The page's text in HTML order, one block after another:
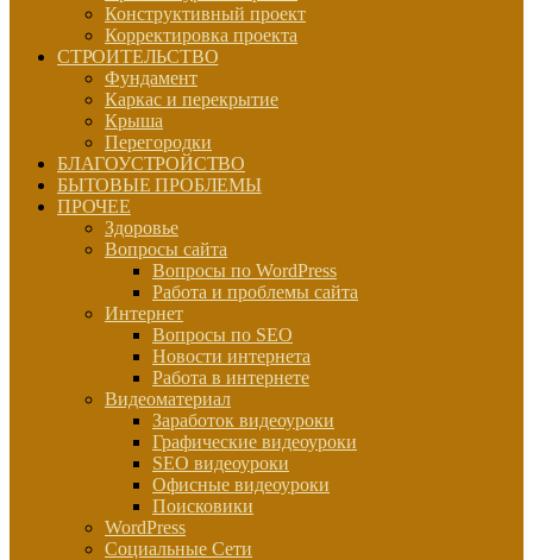
Конструктивный проект
Корректировка проекта
СТРОИТЕЛЬСТВО
Фундамент
Каркас и перекрытие
Крыша
Перегородки
БЛАГОУСТРОЙСТВО
БЫТОВЫЕ ПРОБЛЕМЫ
ПРОЧЕЕ
Здоровье
Вопросы сайта
Вопросы по WordPress
Работа и проблемы сайта
Интернет
Вопросы по SEO
Новости интернета
Работа в интернете
Видеоматериал
Заработок видеоуроки
Графические видеоуроки
SEO видеоуроки
Офисные видеоуроки
Поисковики
WordPress
Социальные Сети